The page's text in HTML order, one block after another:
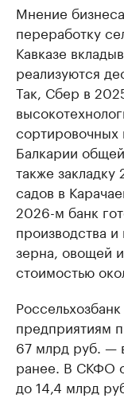
Мнение
переработку
Кавказе
реализуются
Так, Сбер в
Балкарии
также
садов в
2026-м банк
производства
зерна, овощей
стоимостью
предприятиям
67 млрд руб. —
ранее. В СКФО
до 14,4 млрд